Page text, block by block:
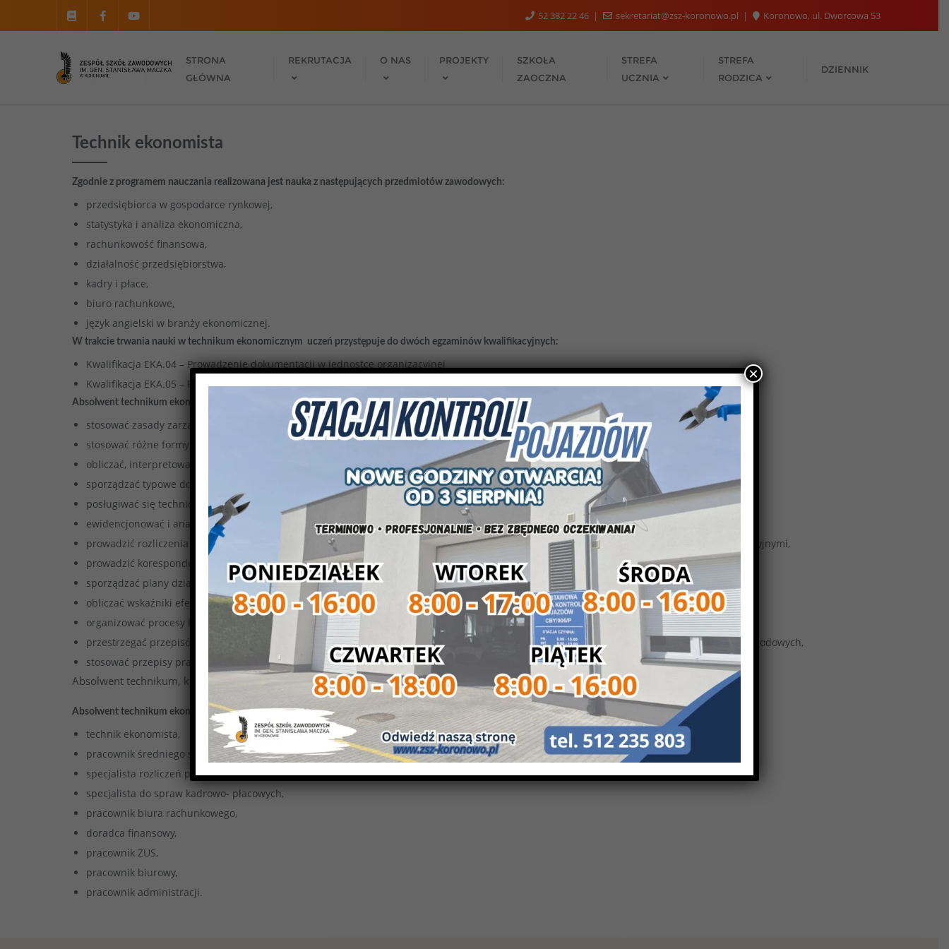
52 382 22 46 sekretariat@zsz-koronowo.pl Koronowo, ul. Dworcowa 53
STRONA
GŁÓWNA
REKRUTACJA O NAS PROJEKTY
SZKOŁA
ZAOCZNA
STREFA
UCZNIA
STREFA
RODZICA
DZIENNIK
Technik ekonomista
Zgodnie z programem nauczania realizowana jest nauka z następujących przedmiotów zawodowych:
przedsiębiorca w gospodarce rynkowej,
statystyka i analiza ekonomiczna,
rachunkowość finansowa,
działalność przedsiębiorstwa,
kadry i płace,
biuro rachunkowe,
język angielski w branży ekonomicznej.
W trakcie trwania nauki w technikum ekonomicznym uczeń przystępuje do dwóch egzaminów kwalifikacyjnych:
Kwalifikacja EKA.04 – Prowadzenie dokumentacji w jednostce organizacyjnej
Kwalifikacja EKA.05 – Prowadzenie spraw kadrowo-płacowych i gospodarki finansowej jednostek organizacyjnych
Absolwent technikum ekonomicznego potrafi:
stosować zasady zarządzania zasobami rzeczowymi, finansowymi i ludzkimi,
stosować różne formy działań marketingowych,
obliczać, interpretować miary statystyczne oraz przetwarzać wyniki,
sporządzać typowe dokumenty i sprawozdania dotyczące funkcjonowania przedsiębiorstw, produkcji, sprzedaży i usług,
posługiwać się technicznymi środkami biurowymi,
ewidencjonować i analizować operacje gospodarcze,
prowadzić rozliczenia finansowe z budżetem, urzędem skarbowym, instytucjami ubezpieczeniowymi, bankami i innymi jednostkami organizacyjnymi,
prowadzić korespondencję w sprawach osobowych, finansowych i handlowych,
sporządzać plany działania jednostki organizacyjnej,
obliczać wskaźniki efektywności działalności jednostki organizacyjnej,
organizować procesy logistyczne w jednostce organizacyjnej,
przestrzegać przepisów bezpieczeństwa i higieny pracy, ochrony przeciwpożarowej oraz ochrony środowiska podczas wykonywania zadań zawodowych,
stosować przepisy prawa w zakresie wykonywanych zadań zawodowych.
Absolwent technikum, który zda egzamin maturalny może podjąć dalsze kształcenie na dowolnym kierunku studiów.
Absolwent technikum ekonomicznego może pracować między innymi na następujących stanowiskach:
technik ekonomista,
pracownik średniego szczebla zarządzania,
specjalista rozliczeń podatkowych,
specjalista do spraw kadrowo- płacowych,
pracownik biura rachunkowego,
doradca finansowy,
pracownik ZUS,
pracownik biurowy,
pracownik administracji.
×